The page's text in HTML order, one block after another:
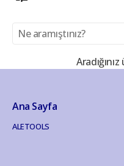
Ana Sayfa
ALETOOLS